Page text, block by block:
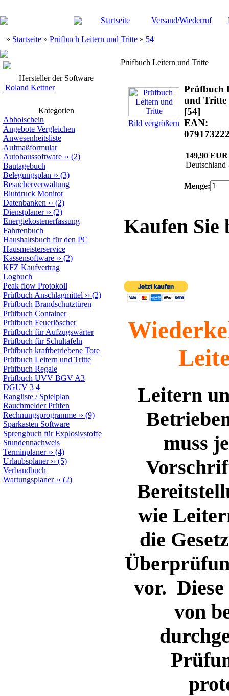
Startseite Versand/Wiederruf
» Startseite » Prüfbuch Leitern und Tritte » 54
Hersteller der Software
Roland Kettner
Kategorien
Abholschein
Angebote Vergleichen
Anwesenheitsliste
Aufmaßformular
Autohaussoftware ›› (2)
Bautagebuch
Belegungsplan ›› (3)
Besucherverwaltung
Blutdruck Monitor
Datenbanken ›› (2)
Dienstplaner›› (2)
Energiekostenerfassung
Fahrtenbuch
Haushaltsbuch für den PC
Hausmeisterservice
Kassensoftware ›› (2)
KFZ Kaufvertrag
Logbuch
Peak flow Protokoll
Prüfbuch Anschlagmittel ›› (2)
Prüfbuch Brandschutztüren
Prüfbuch Container
Prüfbuch Feuerlöscher
Prüfbuch für Aufzugswärter
Prüfbuch für Schultafeln
Prüfbuch kraftbetriebene Tore
Prüfbuch Leitern und Tritte
Prüfbuch Regale
Prüfbuch UVV BGV A3
DGUV 3 4
Rangliste / Spielplan
Rauchmelder Prüfen
Rechnungsprogramme ›› (9)
Sparkasten Software
Sprengbuch für Explosivstoffe
Stundennachweis
Terminplaner›› (4)
Urlaubsplaner›› (5)
Verbandbuch
Wartungsplaner›› (2)
Prüfbuch Leitern und Tritte
Bild vergrößern
Prüfbuch
und Tritte
[54]
EAN:
149,90 EUR
Deutschland
Menge:
Kaufen Sie
Leitern
muss
wie
die
vor.
von